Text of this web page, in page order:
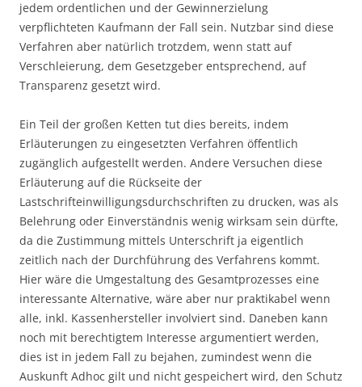
jedem ordentlichen und der Gewinnerzielung
verpflichteten Kaufmann der Fall sein. Nutzbar sind diese
Verfahren aber natürlich trotzdem, wenn statt auf
Verschleierung, dem Gesetzgeber entsprechend, auf
Transparenz gesetzt wird.
Ein Teil der großen Ketten tut dies bereits, indem
Erläuterungen zu eingesetzten Verfahren öffentlich
zugänglich aufgestellt werden. Andere Versuchen diese
Erläuterung auf die Rückseite der
Lastschrifteinwilligungsdurchschriften zu drucken, was als
Belehrung oder Einverständnis wenig wirksam sein dürfte,
da die Zustimmung mittels Unterschrift ja eigentlich
zeitlich nach der Durchführung des Verfahrens kommt.
Hier wäre die Umgestaltung des Gesamtprozesses eine
interessante Alternative, wäre aber nur praktikabel wenn
alle, inkl. Kassenhersteller involviert sind. Daneben kann
noch mit berechtigtem Interesse argumentiert werden,
dies ist in jedem Fall zu bejahen, zumindest wenn die
Auskunft Adhoc gilt und nicht gespeichert wird, den Schutz